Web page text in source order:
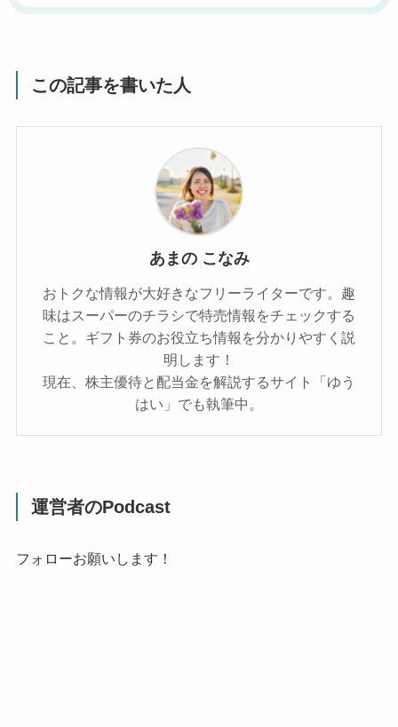
この記事を書いた人
あまの こなみ
おトクな情報が大好きなフリーライターです。趣
味はスーパーのチラシで特売情報をチェックする
こと。ギフト券のお役立ち情報を分かりやすく説
明します！
現在、株主優待と配当金を解説するサイト「ゆう
はい」でも執筆中。
運営者のPodcast
フォローお願いします！